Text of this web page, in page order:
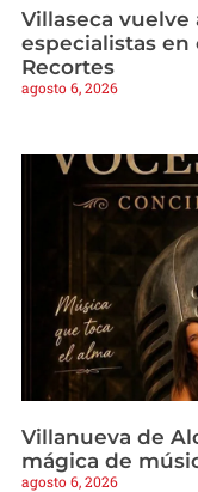
Villaseca vuelve
especialistas en
Recortes
agosto 6, 2026
Villanueva de
mágica de
agosto 6, 2026